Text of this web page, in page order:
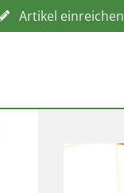
Artikel einreichen